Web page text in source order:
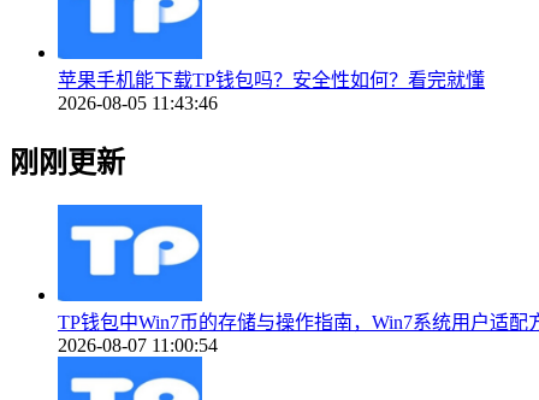
苹果手机能下载TP钱包吗？安全性如何？看完就懂
2026-08-05 11:43:46
刚刚更新
TP钱包中Win7币的存储与操作指南，Win7系统用户适配
2026-08-07 11:00:54